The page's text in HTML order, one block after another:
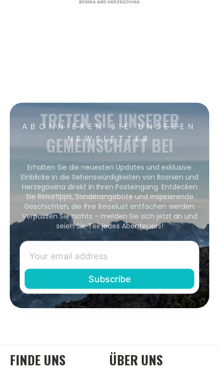
ABONNIEREN SIE UNSEREN
NEWSLETTER
TRETEN SIE UNSERER
GEMEINSCHAFT BEI
Erhalten Sie die neuesten Updates und exklusive
Einblicke in die Sehenswürdigkeiten von Bosnien und
Herzegowina direkt in Ihren Posteingang. Entdecken
Sie Reisetipps, Sonderangebote und inspirierende
Geschichten, die Ihre Reiselust entfachen werden.
Verpassen Sie nichts – melden Sie sich jetzt an und
seien Sie Teil jedes Abenteuers!
FINDE UNS ÜBER UNS